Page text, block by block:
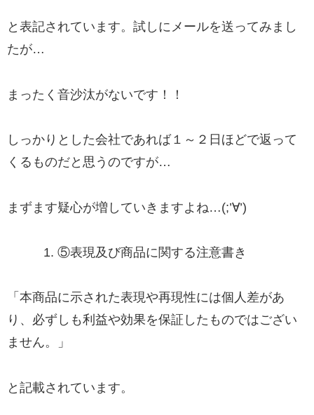
と表記されています。試しにメールを送ってみまし
たが…
まったく音沙汰がないです！！
しっかりとした会社であれば１～２日ほどで返って
くるものだと思うのですが…
まずます疑心が増していきますよね…(;’∀’)
⑤表現及び商品に関する注意書き
「本商品に示された表現や再現性には個人差があ
り、必ずしも利益や効果を保証したものではござい
ません。」
と記載されています。